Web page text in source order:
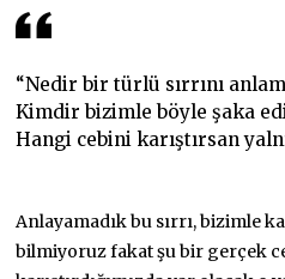
“Nedir bir türlü sırrını
Kimdir bizimle böyle şaka
Hangi cebini karıştırsan
Anlayamadık bu sırrı, bizimle
bilmiyoruz fakat şu bir gerçek